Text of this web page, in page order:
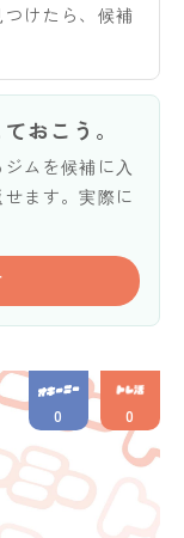
けたら、候補
おこう。
ムを候補に入
ます。実際に
0 0